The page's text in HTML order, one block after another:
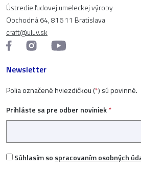
Ústredie ľudovej umeleckej výroby
Obchodná 64, 816 11 Bratislava
craft@uluv.sk
Newsletter
Polia označené hviezdičkou (*) sú povinné.
Prihláste sa pre odber noviniek*
Súhlasím so spracovaním osobných